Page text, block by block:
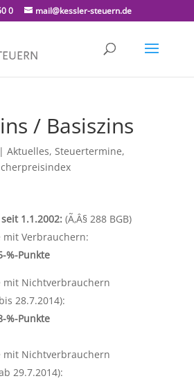
0 mail@kessler-steuern.de
/ Basiszins
Aktuelles, Steuertermine,
1.1.2002: (Ã‚Â§ 288 BGB)
mit Verbrauchern:
%-Punkte
mit Nichtverbrauchern
28.7.2014):
%-Punkte
mit Nichtverbrauchern
29.7.2014):